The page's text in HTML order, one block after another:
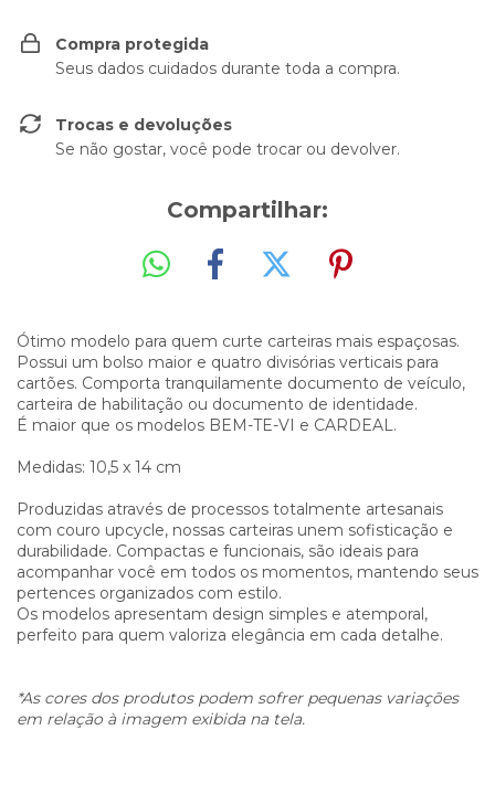
Compra protegida
Seus dados cuidados durante toda a compra.
Trocas e devoluções
Se não gostar, você pode trocar ou devolver.
Compartilhar:
Ótimo modelo para quem curte carteiras mais espaçosas.
Possui um bolso maior e quatro divisórias verticais para
cartões. Comporta tranquilamente documento de veículo,
carteira de habilitação ou documento de identidade.
É maior que os modelos BEM-TE-VI e CARDEAL.
Medidas: 10,5 x 14 cm
Produzidas através de processos totalmente artesanais
com couro upcycle, nossas carteiras unem sofisticação e
durabilidade. Compactas e funcionais, são ideais para
acompanhar você em todos os momentos, mantendo seus
pertences organizados com estilo.
Os modelos apresentam design simples e atemporal,
perfeito para quem valoriza elegância em cada detalhe.
*As cores dos produtos podem sofrer pequenas variações
em relação à imagem exibida na tela.